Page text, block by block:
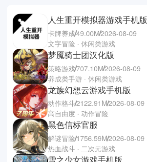
人生重开模拟器游戏手机版
卡牌养成49.00M2026-08-09
文字冒险 · 休闲类游戏
梦魇骑士团汉化版
策略游戏707.10M2026-08-09
养成类手游 · 休闲类游戏
龙族幻想云游戏手机版
动作格斗2122.91M2026-08-09
高自由度 · 动作冒险
黑色信标官服
解谜冒险1756.59M2026-08-09
热血战斗 · 二次元游戏
雪之少女游戏手机版